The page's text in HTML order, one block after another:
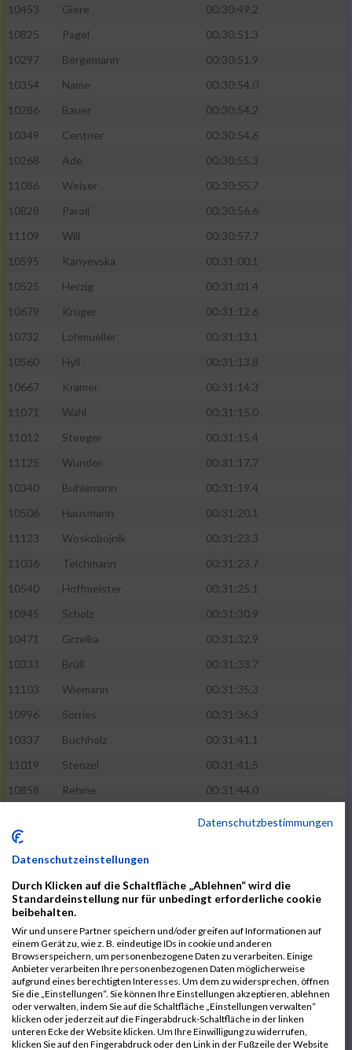
10453
Giere
00:30:49.2
10825
Pagel
00:30:51.3
10297
Bergemann
00:30:51.9
10354
Name
00:30:54.0
10286
Bauer
00:30:54.2
10349
Centner
00:30:54.6
10268
Ade
00:30:55.3
11086
Weiser
00:30:55.7
10828
Paroll
00:30:56.6
11109
Will
00:30:57.7
10595
Kanyevska
00:31:00.1
10525
Herzig
00:31:01.4
10679
Krüger
00:31:12.6
10732
Lohmueller
00:31:13.1
10560
Hyll
00:31:13.8
10667
Krämer
00:31:14.3
11071
Wahl
00:31:15.0
11012
Steeger
00:31:15.4
11125
Wunder
00:31:17.7
10340
Buhlemann
00:31:19.4
10506
Hausmann
00:31:20.1
11123
Woskobojnik
00:31:23.3
11036
Teichmann
00:31:23.7
10540
Hoffmeister
00:31:25.1
10945
Scholz
00:31:30.9
10471
Grzelka
00:31:32.9
10333
Brüll
00:31:33.7
11103
Wiemann
00:31:35.3
10996
Sörries
00:31:36.3
10337
Buchholz
00:31:41.1
11019
Stenzel
00:31:41.5
10858
Rehme
00:31:44.0
10553
11083
Wegner
10646
Köhler
00:31:52.2
10676
Kricke
11128
Wünsch
00:31:58.4
10492
Hanisch
00:31:58.6
10634
Knauft
00:31:59.1
10868
Restemeier
00:31:59.2
10480
Gutsche 00:32:01.9
Datenschutzbestimmungen
Datenschutzeinstellungen
Durch Klicken auf die Schaltfläche „Ablehnen“ wird die
Standardeinstellung nur für unbedingt erforderliche cookie
beibehalten.
Wir und unsere Partner speichern und/oder greifen auf Informationen auf
einem Gerät zu, wie z. B. eindeutige IDs in cookie und anderen
Browserspeichern, um personenbezogene Daten zu verarbeiten. Einige
Anbieter verarbeiten Ihre personenbezogenen Daten möglicherweise
aufgrund eines berechtigten Interesses. Um dem zu widersprechen, öffnen
Sie die „Einstellungen“. Sie können Ihre Einstellungen akzeptieren, ablehnen
oder verwalten, indem Sie auf die Schaltfläche „Einstellungen verwalten“
klicken oder jederzeit auf die Fingerabdruck-Schaltfläche in der linken
unteren Ecke der Website klicken. Um Ihre Einwilligung zu widerrufen,
klicken Sie auf den Fingerabdruck oder den Link in der Fußzeile der Website